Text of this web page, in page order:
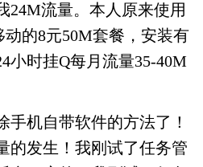
24M流量。本人原来使用
的8元50M套餐，安装有
小时挂Q每月流量35-40M
手机自带软件的方法了！
的发生！我刚试了任务管